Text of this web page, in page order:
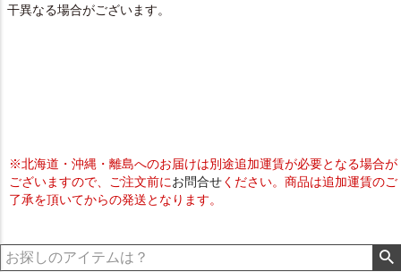
干異なる場合がございます。
※北海道・沖縄・離島へのお届けは別途追加運賃が必要となる場合が
ございますので、ご注文前にお問合せください。商品は追加運賃のご
了承を頂いてからの発送となります。